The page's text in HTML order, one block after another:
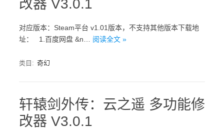
改器 V3.0.1
对应版本：Steam平台 v1.01版本，不支持其他版本下载地
址： 1.百度网盘 &n… 阅读全文 »
类目: 奇幻
轩辕剑外传：云之遥 多功能修
改器 V3.0.1